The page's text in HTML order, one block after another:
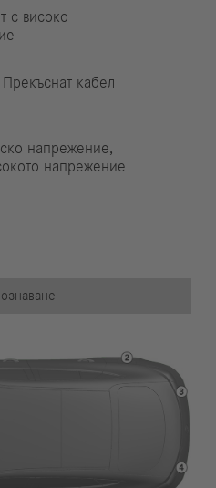
с високо
Прекъснат кабел
напрежение,
напрежение